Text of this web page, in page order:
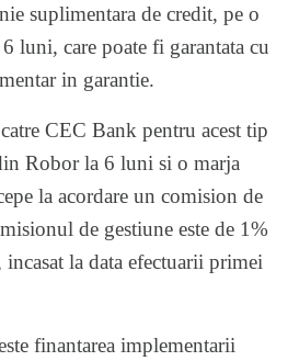
suplimentara de credit, pe o
luni, care poate fi garantata cu
in garantie.
CEC Bank pentru acest tip
Robor la 6 luni si o marja
la acordare un comision de
de gestiune este de 1%
la data efectuarii primei
finantarea implementarii